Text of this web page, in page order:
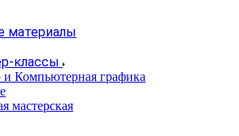
материалы
классы
и Компьютерная графика
мастерская